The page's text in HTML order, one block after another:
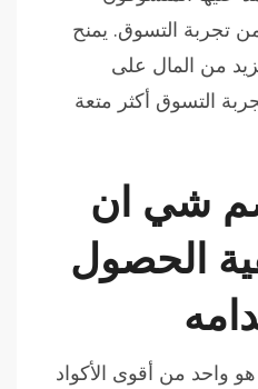
تجربة التسوق. يمنح
من المال على
التسوق أكثر متعة
شي ان
الحصول
شي ان 90% هو واحد من أقوى الأكواد